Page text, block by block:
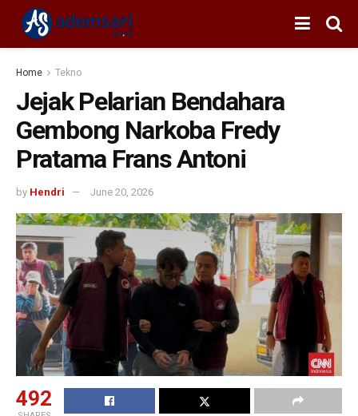
Home Tekno
Jejak Pelarian Bendahara
Gembong Narkoba Fredy
Pratama Frans Antoni
by Hendri June 20, 2026
492